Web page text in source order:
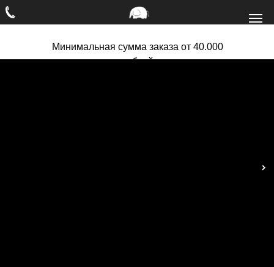
Минимальная сумма заказа от 40.000
рублей